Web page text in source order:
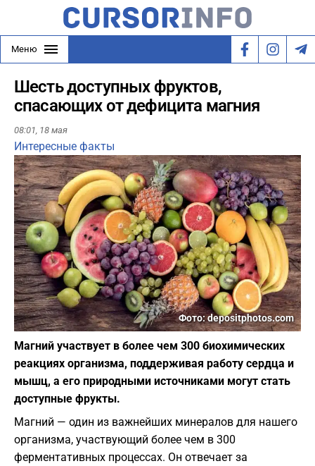
Меню
Шесть доступных фруктов,
спасающих от дефицита магния
08:01, 18 мая
Интересные факты
Фото: depositphotos.com
Магний участвует в более чем 300 биохимических
реакциях организма, поддерживая работу сердца и
мышц, а его природными источниками могут стать
доступные фрукты.
Магний — один из важнейших минералов для нашего
организма, участвующий более чем в 300
ферментативных процессах. Он отвечает за